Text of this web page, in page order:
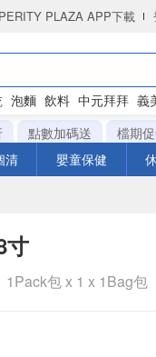
PLAZA APP下載
泡麵 飲料 中元拜拜 義
點數加碼送 檔期
清 嬰童保健
寸
包 x 1 x 1Bag包